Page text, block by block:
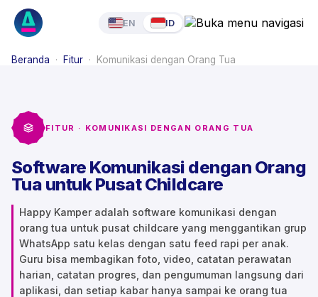
EN ID
Beranda · Fitur · Komunikasi dengan Orang Tua
FITUR · KOMUNIKASI DENGAN ORANG TUA
Software Komunikasi dengan Orang
Tua untuk Pusat Childcare
Happy Kamper adalah software komunikasi dengan
orang tua untuk pusat childcare yang menggantikan grup
WhatsApp satu kelas dengan satu feed rapi per anak.
Guru bisa membagikan foto, video, catatan perawatan
harian, catatan progres, dan pengumuman langsung dari
aplikasi, dan setiap kabar hanya sampai ke orang tua